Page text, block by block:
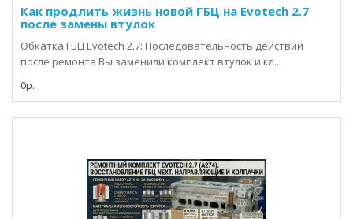
Как продлить жизнь новой ГБЦ на Evotech 2.7
после замены втулок
Обкатка ГБЦ Evotech 2.7: Последовательность действий
после ремонта Вы заменили комплект втулок и кл..
0р.